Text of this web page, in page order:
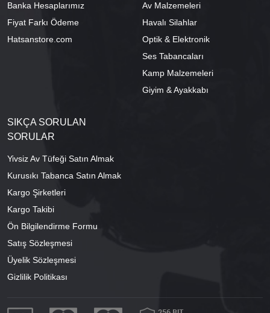
Banka Hesaplarımız
Fiyat Farkı Ödeme
Hatsanstore.com
Av Malzemeleri
Havalı Silahlar
Optik & Elektronik
Ses Tabancaları
Kamp Malzemeleri
Giyim & Ayakkabı
SIKÇA SORULAN
SORULAR
Yivsiz Av Tüfeği Satın Almak
Kurusıkı Tabanca Satın Almak
Kargo Şirketleri
Kargo Takibi
Ön Bilgilendirme Formu
Satış Sözleşmesi
Üyelik Sözleşmesi
Gizlilik Politikası